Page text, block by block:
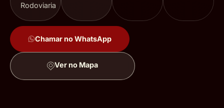
Rodoviaria
Chamar no WhatsApp
Ver no Mapa